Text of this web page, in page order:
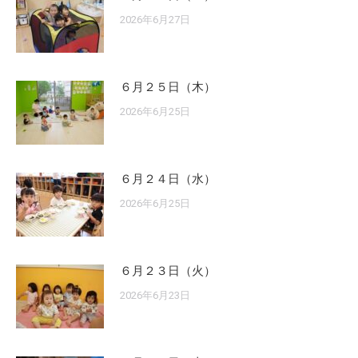
2026年6月27日
６月２５日（木）
2026年6月25日
６月２４日（水）
2026年6月25日
６月２３日（火）
2026年6月23日